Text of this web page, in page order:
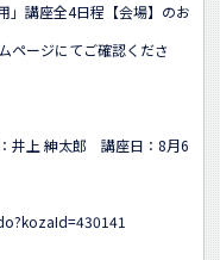
」講座全4日程【会場】のお
ページにてご確認くださ
井上 紳太郎　講座日：8月6